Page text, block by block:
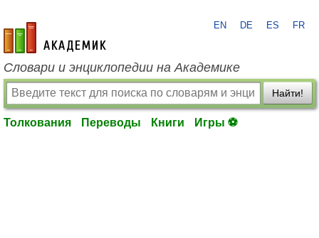
academic.ru
EN DE ES FR
Словари и энциклопедии на Академике
Найти!
Толкования Переводы Книги Игры ⚽